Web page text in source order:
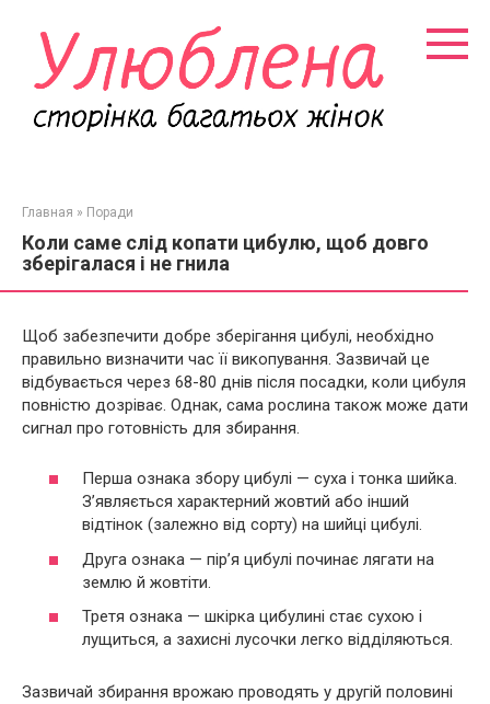
контенту
Главная » Поради
Коли саме слід копати цибулю, щоб довго
зберігалася і не гнила
Щоб забезпечити добре зберігання цибулі, необхідно
правильно визначити час її викопування. Зазвичай це
відбувається через 68-80 днів після посадки, коли цибуля
повністю дозріває. Однак, сама рослина також може дати
сигнал про готовність для збирання.
Перша ознака збору цибулі — суха і тонка шийка.
З’являється характерний жовтий або інший
відтінок (залежно від сорту) на шийці цибулі.
Друга ознака — пір’я цибулі починає лягати на
землю й жовтіти.
Третя ознака — шкірка цибулині стає сухою і
лущиться, а захисні лусочки легко відділяються.
Зазвичай збирання врожаю проводять у другій половині